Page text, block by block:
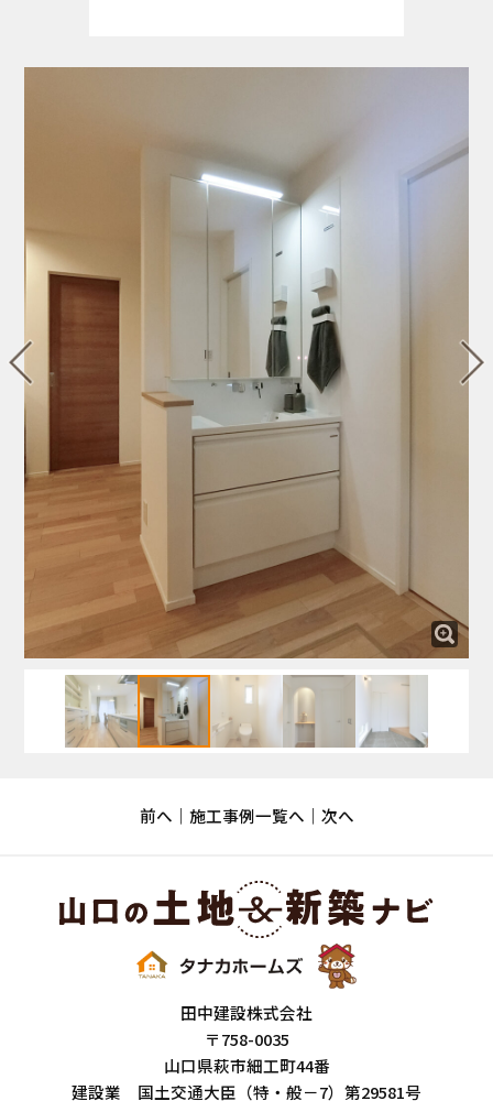
前へ 施工事例一覧へ 次へ
田中建設株式会社
〒758-0035
山口県萩市細工町44番
建設業 国土交通大臣（特・般－7）第29581号